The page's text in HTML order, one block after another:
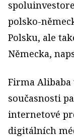
polsko-
Polsku, ale
Německa,
Firma Alibaba
současnosti
internetové
digitálních